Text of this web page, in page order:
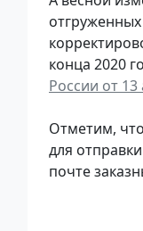
конца 2020
России от
Отметим,
для
почте